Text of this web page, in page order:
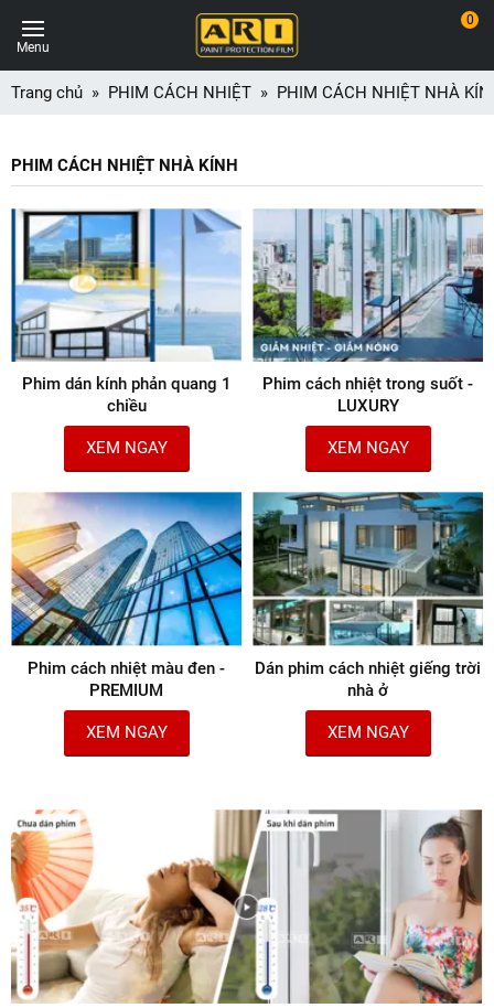
Menu
0
Trang chủ PHIM CÁCH NHIỆT PHIM CÁCH NHIỆT NHÀ
PHIM CÁCH NHIỆT NHÀ KÍNH
Phim dán kính phản quang 1
chiều
XEM NGAY
Phim cách nhiệt trong suốt -
LUXURY
XEM NGAY
Phim cách nhiệt màu đen -
PREMIUM
XEM NGAY
Dán phim cách nhiệt giếng trời
nhà ở
XEM NGAY